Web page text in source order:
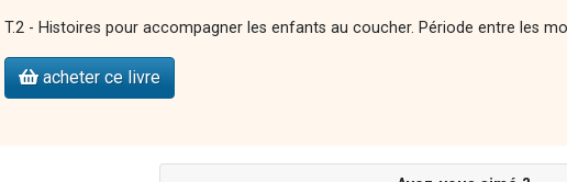
T.2 - Histoires pour accompagner les enfants au coucher. Période entre les
acheter ce livre